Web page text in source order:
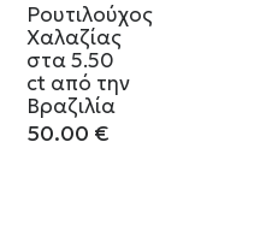
Ρουτιλούχος
Χαλαζίας
στα 5.50
ct από την
Βραζιλία
50.00 €